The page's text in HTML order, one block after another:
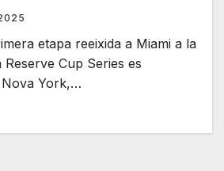
etapa reeixida a Miami a la
Reserve Cup Series es
York,…